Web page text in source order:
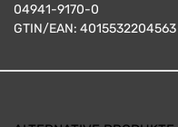
04941-9170-0
GTIN/EAN: 4015532204563